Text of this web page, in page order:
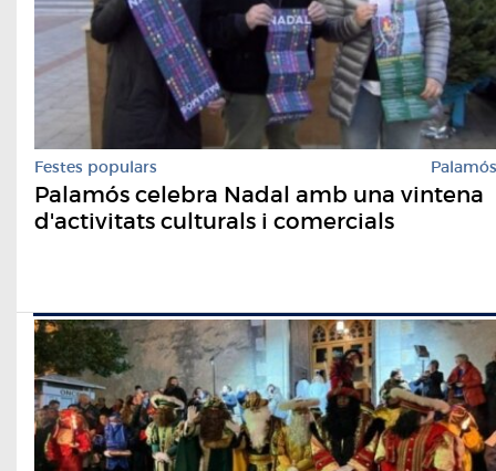
Festes populars Palamós
Palamós celebra Nadal amb una vintena
d'activitats culturals i comercials